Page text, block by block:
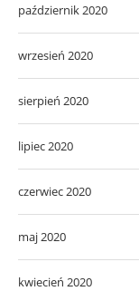
październik 2020
wrzesień 2020
sierpień 2020
lipiec 2020
czerwiec 2020
maj 2020
kwiecień 2020